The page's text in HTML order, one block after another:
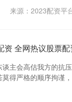
来源：2023配资平
资 全网热议股票
主会高估我方的抗
得严格的顺序拘谨